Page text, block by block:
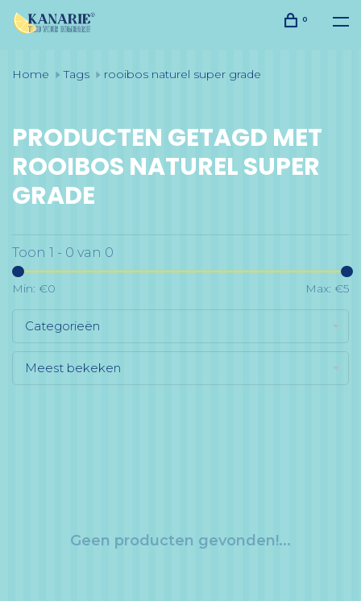
0
Home Tags rooibos naturel super grade
PRODUCTEN GETAGD MET
ROOIBOS NATUREL SUPER
GRADE
Toon 1 - 0 van 0
Min: €0 Max: €5
Categorieën
Meest bekeken
Geen producten gevonden!...